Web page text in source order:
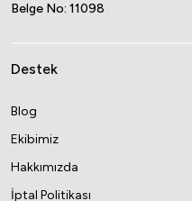
Belge No: 11098
Destek
Blog
Ekibimiz
Hakkımızda
İptal Politikası